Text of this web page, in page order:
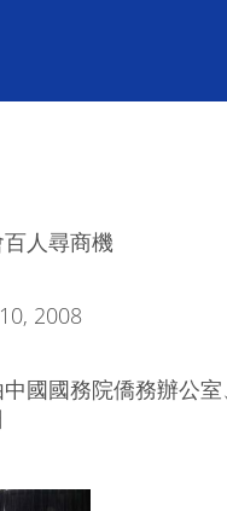
人尋商機
2008
中國國務院僑務辦公